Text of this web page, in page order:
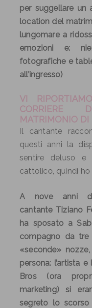
per suggellare un
location del
lungomare a
emozioni e:
fotografiche e
all’ingresso)
VI
MATRIMONIO DI
Il cantante
questi anni la
sentire deluso e
cattolico, quindi
A nove anni
cantante Tiziano
ha sposato a
compagno da
«seconde»
persona: l’artista
Bros (ora
marketing) si
segreto lo